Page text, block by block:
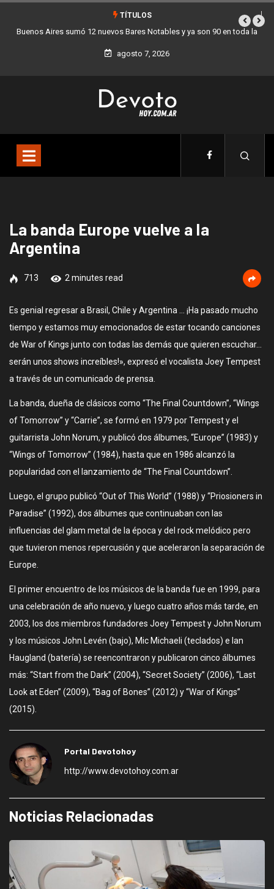
TÍTULOS
Buenos Aires sumó 12 nuevos Bares Notables y ya son 90 en toda la
Ciudad
agosto 7, 2026
La banda Europe vuelve a la
Argentina
713 2 minutes read
Es genial regresar a Brasil, Chile y Argentina … ¡Ha pasado mucho
tiempo y estamos muy emocionados de estar tocando canciones
de War of Kings junto con todas las demás que quieren escuchar…
serán unos shows increíbles!», expresó el vocalista Joey Tempest
a través de un comunicado de prensa.
La banda, dueña de clásicos como “The Final Countdown”, “Wings
of Tomorrow” y “Carrie”, se formó en 1979 por Tempest y el
guitarrista John Norum, y publicó dos álbumes, “Europe” (1983) y
“Wings of Tomorrow” (1984), hasta que en 1986 alcanzó la
popularidad con el lanzamiento de “The Final Countdown”.
Luego, el grupo publicó “Out of This World” (1988) y “Priosioners in
Paradise” (1992), dos álbumes que continuaban con las
influencias del glam metal de la época y del rock melódico pero
que tuvieron menos repercusión y que aceleraron la separación de
Europe.
El primer encuentro de los músicos de la banda fue en 1999, para
una celebración de año nuevo, y luego cuatro años más tarde, en
2003, los dos miembros fundadores Joey Tempest y John Norum
y los músicos John Levén (bajo), Mic Michaeli (teclados) e Ian
Haugland (batería) se reencontraron y publicaron cinco álbumes
más: “Start from the Dark” (2004), “Secret Society” (2006), “Last
Look at Eden” (2009), “Bag of Bones” (2012) y “War of Kings”
(2015).
Portal Devotohoy
http://www.devotohoy.com.ar
Noticias Relacionadas